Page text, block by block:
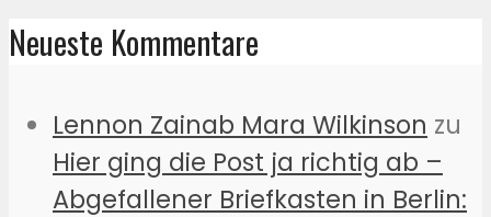
Neueste Kommentare
Lennon Zainab Mara Wilkinson zu
Hier ging die Post ja richtig ab –
Abgefallener Briefkasten in Berlin: